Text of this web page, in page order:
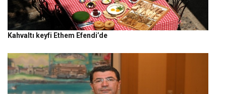
Kahvaltı keyfi Ethem Efendi’de